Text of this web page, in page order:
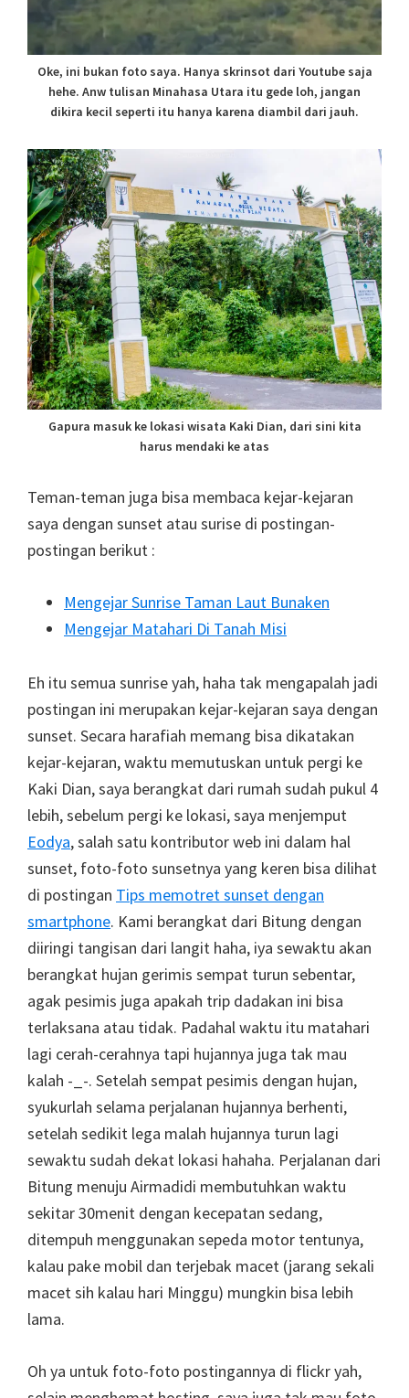
Oke, ini bukan foto saya. Hanya skrinsot dari Youtube saja
hehe. Anw tulisan Minahasa Utara itu gede loh, jangan
dikira kecil seperti itu hanya karena diambil dari jauh.
Gapura masuk ke lokasi wisata Kaki Dian, dari sini kita
harus mendaki ke atas
Teman-teman juga bisa membaca kejar-kejaran
saya dengan sunset atau surise di postingan-
postingan berikut :
Mengejar Sunrise Taman Laut Bunaken
Mengejar Matahari Di Tanah Misi
Eh itu semua sunrise yah, haha tak mengapalah jadi
postingan ini merupakan kejar-kejaran saya dengan
sunset. Secara harafiah memang bisa dikatakan
kejar-kejaran, waktu memutuskan untuk pergi ke
Kaki Dian, saya berangkat dari rumah sudah pukul 4
lebih, sebelum pergi ke lokasi, saya menjemput
Eodya, salah satu kontributor web ini dalam hal
sunset, foto-foto sunsetnya yang keren bisa dilihat
di postingan Tips memotret sunset dengan
smartphone. Kami berangkat dari Bitung dengan
diiringi tangisan dari langit haha, iya sewaktu akan
berangkat hujan gerimis sempat turun sebentar,
agak pesimis juga apakah trip dadakan ini bisa
terlaksana atau tidak. Padahal waktu itu matahari
lagi cerah-cerahnya tapi hujannya juga tak mau
kalah -_-. Setelah sempat pesimis dengan hujan,
syukurlah selama perjalanan hujannya berhenti,
setelah sedikit lega malah hujannya turun lagi
sewaktu sudah dekat lokasi hahaha. Perjalanan dari
Bitung menuju Airmadidi membutuhkan waktu
sekitar 30menit dengan kecepatan sedang,
ditempuh menggunakan sepeda motor tentunya,
kalau pake mobil dan terjebak macet (jarang sekali
macet sih kalau hari Minggu) mungkin bisa lebih
lama.
Oh ya untuk foto-foto postingannya di flickr yah,